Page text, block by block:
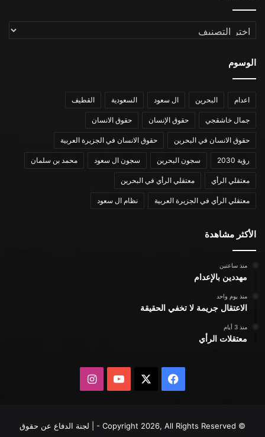
التصنيفات
الوسوم
اعدام البحرين ال سعود السعودية القطيف
جمال خاشقجي حقوق الإنسان حقوق الانسان
حقوق الانسان في البحرين حقوق الانسان في الجزيرة العربية
رؤية 2030 سجون البحرين سجون ال سعود محمد بن سلمان
معتقلي الرأي معتقلي الرأي في البحرين
معتقلي الرأي في الجزيرة العربية نظام ال سعود
الأكثر مشاهدة
منذ ساعتين
مهددين بالإعدام
منذ يوم واحد
الاعتقال جريمة لا تخفي الحقيقة
منذ 3 أيام
معتقلات الرأي
فيسبوك يوتيوبانستقرام
© Copyright 2026, All Rights Reserved - | لجنة الدفاع عن حقوق